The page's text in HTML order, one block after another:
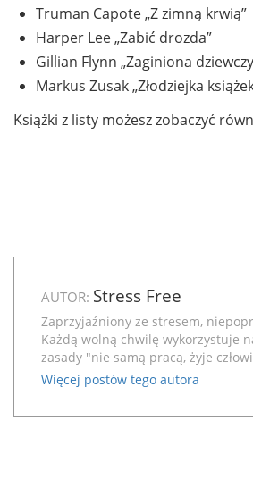
Truman Capote „Z zimną krwią”
Harper Lee „Zabić drozda”
Gillian Flynn „Zaginiona
Markus Zusak „Złodziejka
Książki z listy możesz zobaczyć
AUTOR: Stress Free
Zaprzyjaźniony ze stresem,
Każdą wolną chwilę wykorzystuje
zasady "nie samą pracą, żyje
Więcej postów tego autora